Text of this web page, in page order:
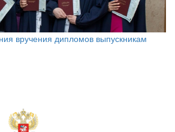
вручения дипломов выпускникам